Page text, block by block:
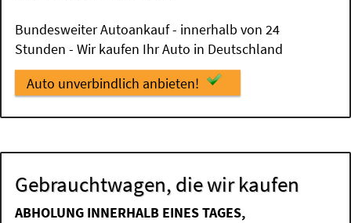
Bundesweiter Autoankauf - innerhalb von 24
Stunden - Wir kaufen Ihr Auto in Deutschland
Auto unverbindlich anbieten!
Gebrauchtwagen, die wir kaufen
ABHOLUNG INNERHALB EINES TAGES,